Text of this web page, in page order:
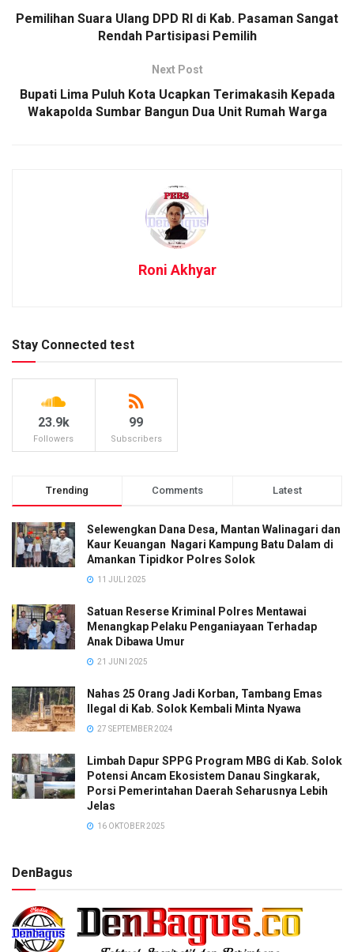
Pemilihan Suara Ulang DPD RI di Kab. Pasaman Sangat
Rendah Partisipasi Pemilih
Next Post
Bupati Lima Puluh Kota Ucapkan Terimakasih Kepada
Wakapolda Sumbar Bangun Dua Unit Rumah Warga
Roni Akhyar
Stay Connected test
23.9k
Followers
99
Subscribers
Trending Comments Latest
Selewengkan Dana Desa, Mantan Walinagari dan
Kaur Keuangan Nagari Kampung Batu Dalam di
Amankan Tipidkor Polres Solok
11 JULI 2025
Satuan Reserse Kriminal Polres Mentawai
Menangkap Pelaku Penganiayaan Terhadap
Anak Dibawa Umur
21 JUNI 2025
Nahas 25 Orang Jadi Korban, Tambang Emas
Ilegal di Kab. Solok Kembali Minta Nyawa
27 SEPTEMBER 2024
Limbah Dapur SPPG Program MBG di Kab. Solok
Potensi Ancam Ekosistem Danau Singkarak,
Porsi Pemerintahan Daerah Seharusnya Lebih
Jelas
16 OKTOBER 2025
DenBagus